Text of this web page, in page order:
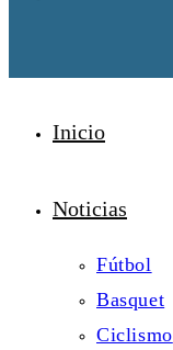
Inicio
Noticias
Fútbol
Basquet
Ciclismo